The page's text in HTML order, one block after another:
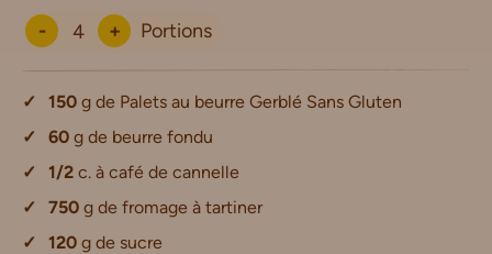
-
+ Portions
150 g de Palets au beurre Gerblé Sans Gluten
60 g de beurre fondu
1/2 c. à café de cannelle
750 g de fromage à tartiner
120 g de sucre